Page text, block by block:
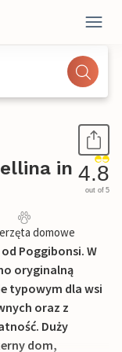
in 4.8
out of 5
domowe
Poggibonsi. W
oryginalną
typowym dla wsi
oraz z
Duży
dom,